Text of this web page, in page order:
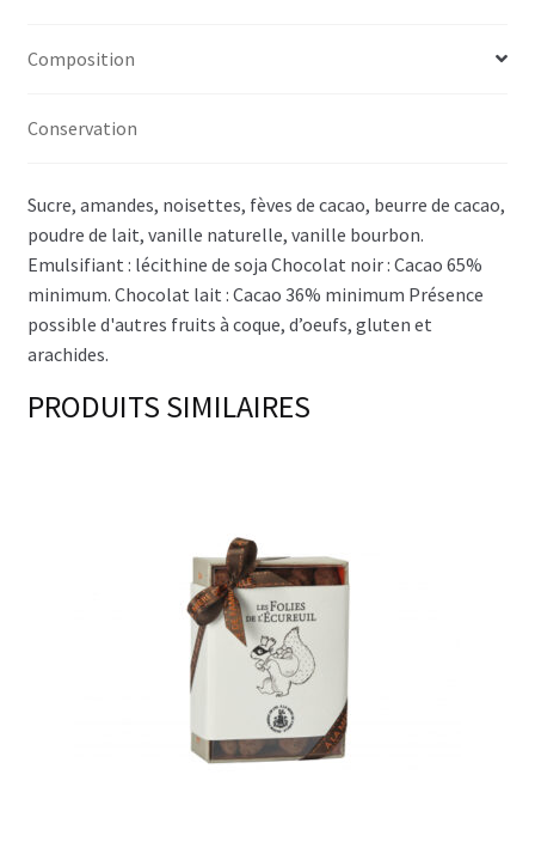
Composition
Conservation
Sucre, amandes, noisettes, fèves de cacao, beurre de cacao,
poudre de lait, vanille naturelle, vanille bourbon.
Emulsifiant : lécithine de soja Chocolat noir : Cacao 65%
minimum. Chocolat lait : Cacao 36% minimum Présence
possible d'autres fruits à coque, d’oeufs, gluten et
arachides.
PRODUITS SIMILAIRES